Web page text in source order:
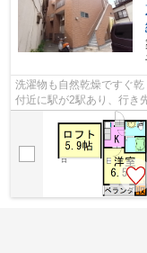
洗濯物も自然乾燥ですぐ乾
付近に駅が2駅あり、行き
ントハウス千葉Ⅰ」の物件